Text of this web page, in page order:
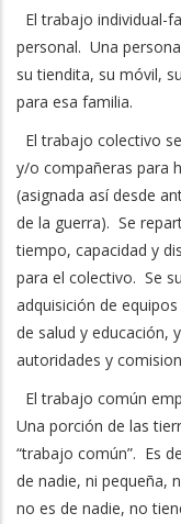
El trabajo individual-
personal. Una
su tiendita, su móvil,
para esa familia.
El trabajo colectivo
y/o compañeras para
(asignada así desde
de la guerra). Se
tiempo, capacidad y
para el colectivo. Se
adquisición de
de salud y educación,
autoridades y
El trabajo común
Una porción de las
“trabajo común”. Es
de nadie, ni pequeña,
no es de nadie, no